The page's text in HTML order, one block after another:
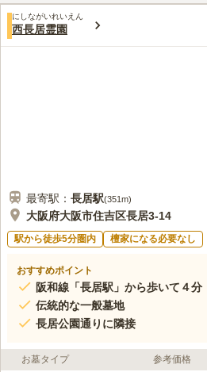
にしながいれいえん
西長居霊園
最寄駅： 長居駅(351m)
大阪府大阪市住吉区長居3-14
駅から徒歩5分圏内 檀家になる必要なし
おすすめポイント
阪和線「長居駅」から歩いて４分
伝統的な一般墓地
長居公園通りに隣接
お墓タイプ 参考価格